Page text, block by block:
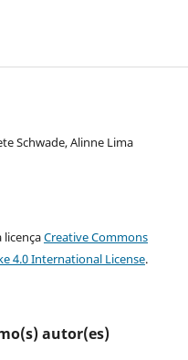
Schwade, Alinne Lima
licençaCreative Commons
4.0 International License.
autor(es)